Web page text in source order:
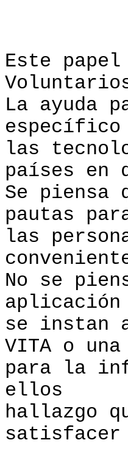
Este
La ayuda
específico
las
países en
Se piensa
pautas
las
No se
aplicación
se instan
VITA o
para la
ellos
hallazgo
satisfacer